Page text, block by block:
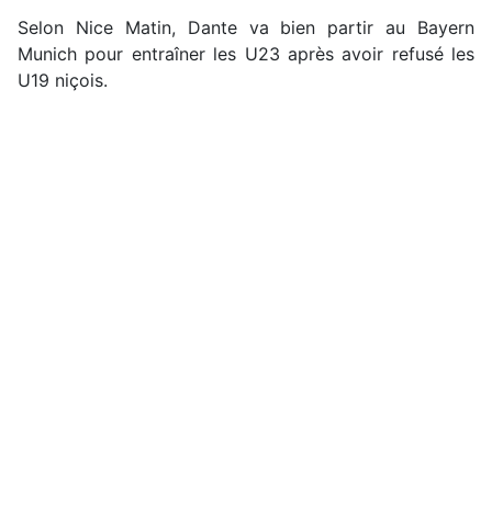
Selon Nice Matin, Dante va bien partir au Bayern
Munich pour entraîner les U23 après avoir refusé les
U19 niçois.